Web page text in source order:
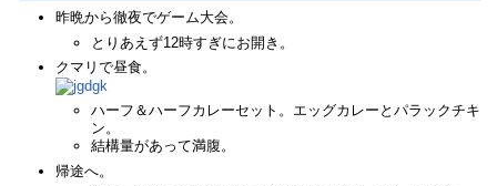
昨晩から徹夜でゲーム大会。
とりあえず12時すぎにお開き。
クマリで昼食。
ハーフ＆ハーフカレーセット。エッグカレーとパラックチキ
ン。
結構量があって満腹。
帰途へ。